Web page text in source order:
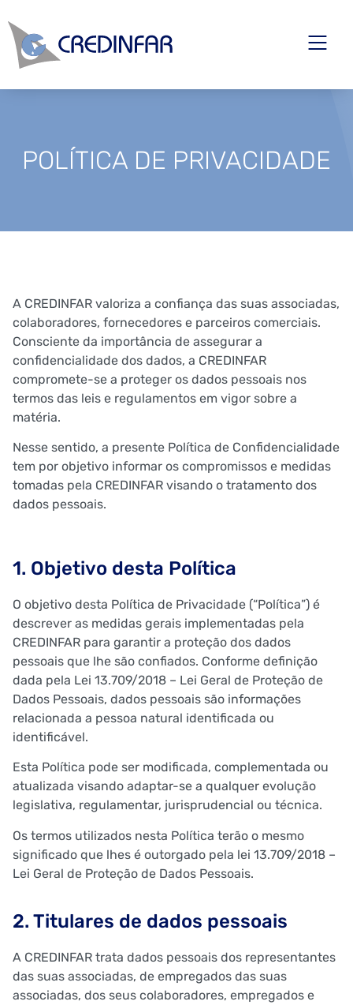
POLÍTICA DE PRIVACIDADE
A CREDINFAR valoriza a confiança das suas associadas,
colaboradores, fornecedores e parceiros comerciais.
Consciente da importância de assegurar a
confidencialidade dos dados, a CREDINFAR
compromete-se a proteger os dados pessoais nos
termos das leis e regulamentos em vigor sobre a
matéria.
Nesse sentido, a presente Política de Confidencialidade
tem por objetivo informar os compromissos e medidas
tomadas pela CREDINFAR visando o tratamento dos
dados pessoais.
1. Objetivo desta Política
O objetivo desta Política de Privacidade (“Política”) é
descrever as medidas gerais implementadas pela
CREDINFAR para garantir a proteção dos dados
pessoais que lhe são confiados. Conforme definição
dada pela Lei 13.709/2018 – Lei Geral de Proteção de
Dados Pessoais, dados pessoais são informações
relacionada a pessoa natural identificada ou
identificável.
Esta Política pode ser modificada, complementada ou
atualizada visando adaptar-se a qualquer evolução
legislativa, regulamentar, jurisprudencial ou técnica.
Os termos utilizados nesta Política terão o mesmo
significado que lhes é outorgado pela lei 13.709/2018 –
Lei Geral de Proteção de Dados Pessoais.
2. Titulares de dados pessoais
A CREDINFAR trata dados pessoais dos representantes
das suas associadas, de empregados das suas
associadas, dos seus colaboradores, empregados e